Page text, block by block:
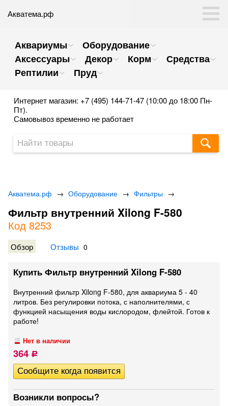
Акватема.рф
Аквариумы
Оборудование
Аксессуары
Декор Корм
Средства
Рептилии
Пруд
Интернет магазин: +7 (495) 144-71-47 (10:00 до 18:00 Пн-
Пт).
Самовывоз временно не работает
Акватема.рф → Оборудование → Фильтры →
Фильтр внутренний Xilong F-580
Код 8253
Обзор Отзывы 0
Купить Фильтр внутренний Xilong F-580
Внутренний фильтр Xilong F-580, для аквариума 5 - 40
литров. Без регулировки потока, с наполнителями, с
функцией насыщения воды кислородом, флейтой. Готов к
работе!
Нет в наличии
364 Р
Возникли вопросы?